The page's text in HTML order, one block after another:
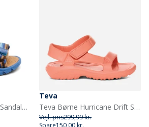
Bisgaard Børne Nico Sandaler Cobalt Mix
Teva
Teva Børne Hurricane Drift Sandaler Blooming Dahlia
Vejl. pris299,99 kr.
Spare150,00 kr.